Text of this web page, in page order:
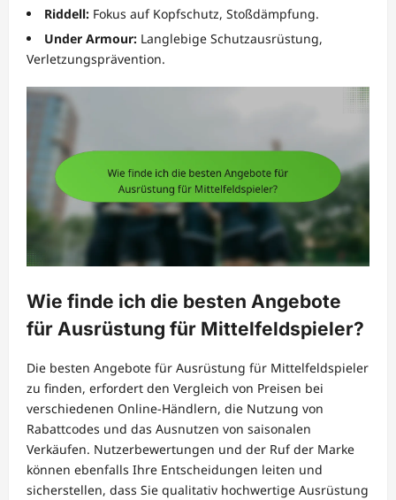
Riddell: Fokus auf Kopfschutz, Stoßdämpfung.
Under Armour: Langlebige Schutzausrüstung,
Verletzungsprävention.
Wie finde ich die besten Angebote
für Ausrüstung für Mittelfeldspieler?
Die besten Angebote für Ausrüstung für Mittelfeldspieler
zu finden, erfordert den Vergleich von Preisen bei
verschiedenen Online-Händlern, die Nutzung von
Rabattcodes und das Ausnutzen von saisonalen
Verkäufen. Nutzerbewertungen und der Ruf der Marke
können ebenfalls Ihre Entscheidungen leiten und
sicherstellen, dass Sie qualitativ hochwertige Ausrüstung